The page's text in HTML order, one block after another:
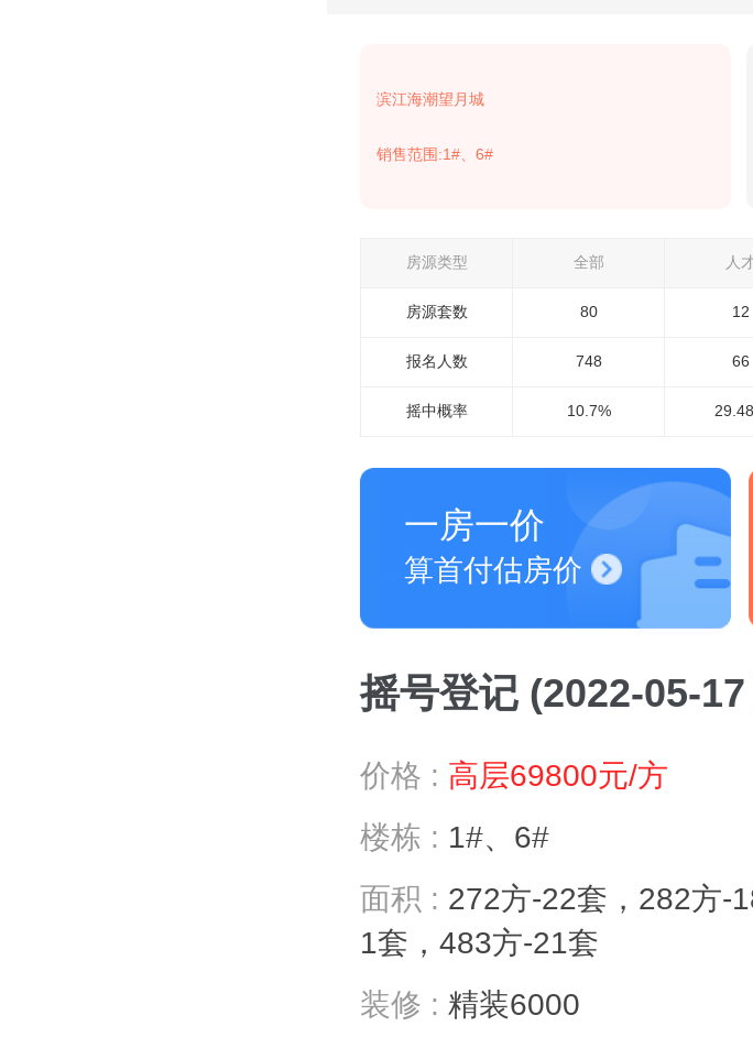
滨江海潮望月城
销售范围:1#、6#
房源类型 全部 人
房源套数 80 12
报名 人数 748 66
摇中概率 10.7%
一房一价
算首付估房价
摇号登记 (2022-05-17
价格 : 高层69800元/方
楼栋 : 1#、6#
面积 : 272方-22套，282方-
1套，483方-21套
装修 : 精装6000